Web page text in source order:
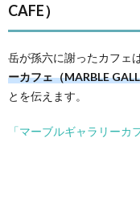
CAFE）
岳が孫六に謝ったカフェは
ーカフェ（MARBLE
とを伝えます。
「マーブルギャラリーカ